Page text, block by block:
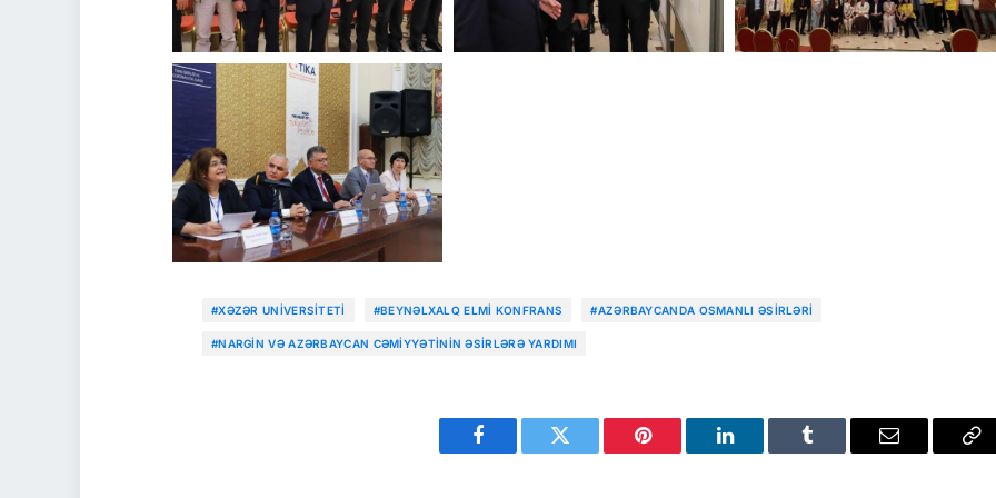
#XƏZƏR UNIVERSITETI #BEYNƏLXALQ ELMI KONFRANS #AZƏRBAYCANDA OSMANLI ƏSIRLƏRI
#NARGIN VƏ AZƏRBAYCAN CƏMIYYƏTININ ƏSIRLƏRƏ YARDIMI
Facebook Twitter Pinterest LinkedIn Tumblr Email